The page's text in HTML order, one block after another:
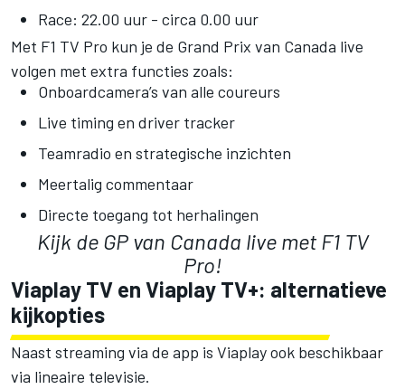
Race: 22.00 uur - circa 0.00 uur
Met F1 TV Pro kun je de Grand Prix van Canada live
volgen met extra functies zoals:
Onboardcamera’s van alle coureurs
Live timing en driver tracker
Teamradio en strategische inzichten
Meertalig commentaar
Directe toegang tot herhalingen
Kijk de GP van Canada livemet F1 TV
Pro!
Viaplay TV en Viaplay TV+: alternatieve
kijkopties
Naast streaming via de app is Viaplay ook beschikbaar
via lineaire televisie.